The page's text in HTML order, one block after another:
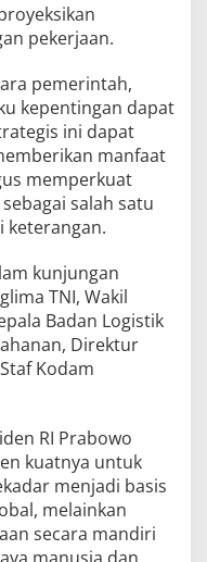
pekerjaan.
pemerintah,
kepentingan dapat
ini dapat
manfaat
memperkuat
salah satu
keterangan.
kunjungan
TNI, Wakil
Badan Logistik
Direktur
Kodam
RI Prabowo
kuatnya untuk
menjadi basis
melainkan
secara mandiri